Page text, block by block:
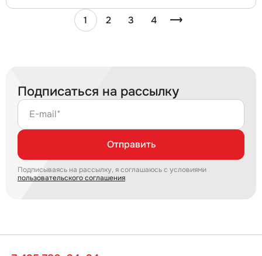
1 2 3 4
Подписаться на рассылку
E-mail*
Отправить
Подписываясь на рассылку, я соглашаюсь с условиями
пользовательского соглашения